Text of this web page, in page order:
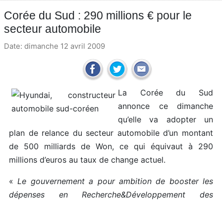
Corée du Sud : 290 millions € pour le
secteur automobile
Date: dimanche 12 avril 2009
La Corée du Sud
annonce ce dimanche
qu’elle va adopter un
plan de relance du secteur automobile d’un montant
de 500 milliards de Won, ce qui équivaut à 290
millions d’euros au taux de change actuel.
«Le gouvernement a pour ambition de booster les
dépenses en Recherche&Développement des